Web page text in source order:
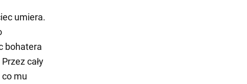
umiera.
bohatera
cały
mu